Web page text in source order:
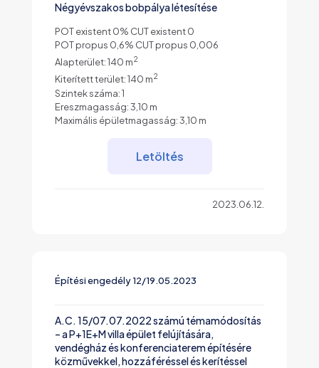
Négyévszakos bobpálya létesítése
POT existent 0% CUT existent 0
POT propus 0,6% CUT propus 0,006
Alapterület: 140 m2
Kiterített terület: 140 m2
Szintek száma: 1
Ereszmagasság: 3,10 m
Maximális épületmagasság: 3,10 m
Letöltés
2023.06.12.
Építési engedély 12/19.05.2023
A.C. 15/07.07.2022 számú témamódosítás
– a P+1E+M villa épület felújítására,
vendégház és konferenciaterem építésére
közművekkel, hozzáféréssel és kerítéssel